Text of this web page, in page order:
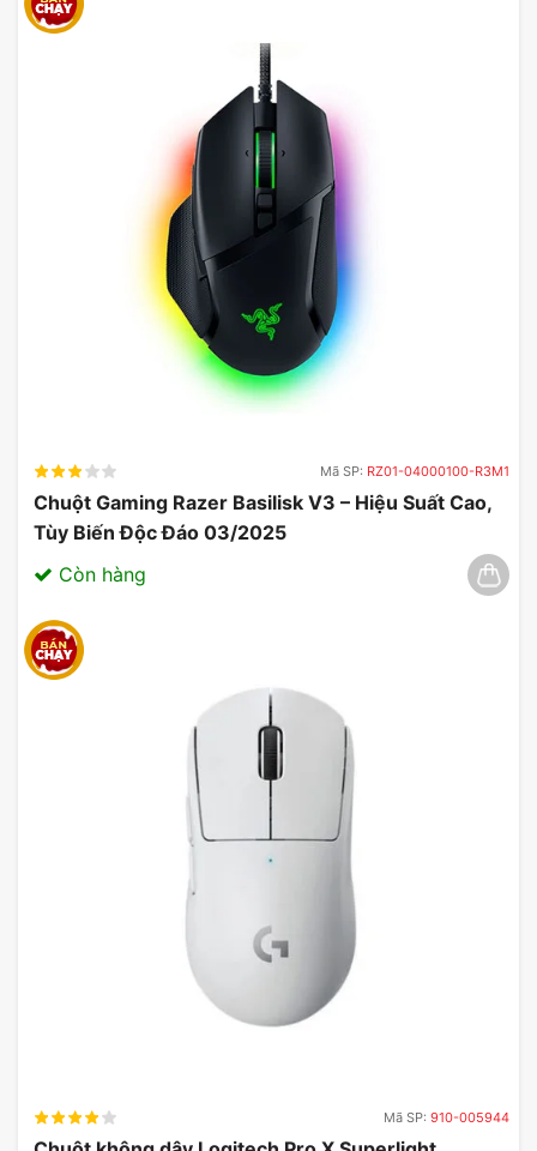
Mã SP: RZ01-04000100-R3M1
Chuột Gaming Razer Basilisk V3 – Hiệu Suất Cao,
Tùy Biến Độc Đáo 03/2025
Còn hàng
Mã SP: 910-005944